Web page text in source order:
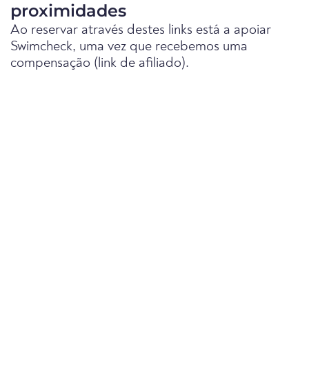
proximidades
Ao reservar através destes links está a apoiar
Swimcheck, uma vez que recebemos uma
compensação (link de afiliado).